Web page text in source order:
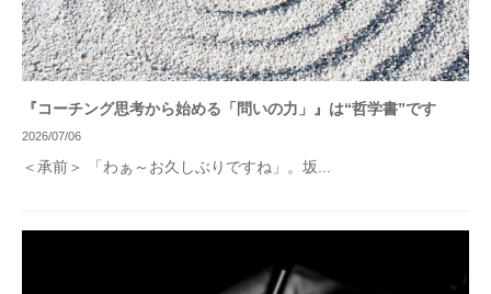
『コーチング思考から始める「問いの力」』は“哲学書”です
2026/07/06
＜承前＞ 「わぁ～お久しぶりですね」。坂...